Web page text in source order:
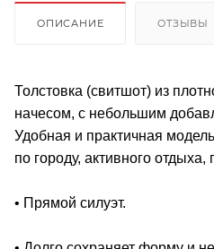
ОПИСАНИЕ ОТЗЫВЫ
Толстовка (свитшот) из
начесом, с небольшим
Удобная и практичная
по городу, активного отдыха,
• Прямой силуэт.